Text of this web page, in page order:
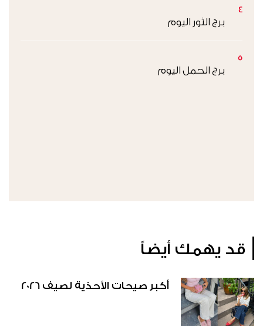
4
برج الثور اليوم
5
برج الحمل اليوم
قد يهمك أيضاً
أكبر صيحات الأحذية لصيف 2026